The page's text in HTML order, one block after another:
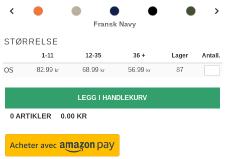
Fransk Navy
STØRRELSE
1-11 12-35 36 + Lager Antall.
OS 82.99 kr 68.99 kr 56.99 kr 87
0ARTIKLER 0.00 KR